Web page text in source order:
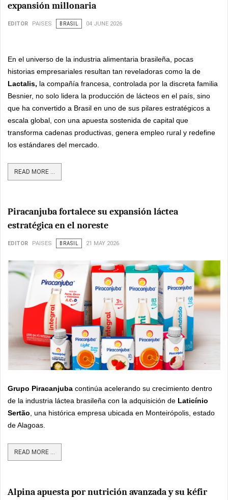
expansión millonaria
EDITOR PAISES BRASIL 04 JUNE 2026
En el universo de la industria alimentaria brasileña, pocas
historias empresariales resultan tan reveladoras como la de
Lactalis, la compañía francesa, controlada por la discreta familia
Besnier, no solo lidera la producción de lácteos en el país, sino
que ha convertido a Brasil en uno de sus pilares estratégicos a
escala global, con una apuesta sostenida de capital que
transforma cadenas productivas, genera empleo rural y redefine
los estándares del mercado.
READ MORE ...
Piracanjuba fortalece su expansión láctea
estratégica en el noreste
EDITOR PAISES BRASIL 21 MAY 2026
Grupo Piracanjuba continúa acelerando su crecimiento dentro
de la industria láctea brasileña con la adquisición de Laticínio
Sertão, una histórica empresa ubicada en Monteirópolis, estado
de Alagoas.
READ MORE ...
Alpina apuesta por nutrición avanzada y su kéfir